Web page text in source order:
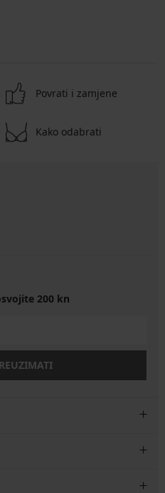
Povrati i zamjene
Kako odabrati
200 kn